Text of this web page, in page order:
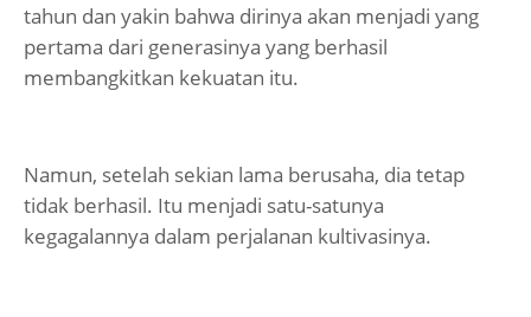
tahun dan yakin bahwa dirinya akan menjadi yang
pertama dari generasinya yang berhasil
membangkitkan kekuatan itu.
Namun, setelah sekian lama berusaha, dia tetap
tidak berhasil. Itu menjadi satu-satunya
kegagalannya dalam perjalanan kultivasinya.